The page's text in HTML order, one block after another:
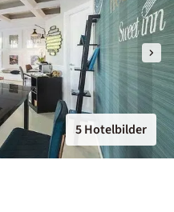
5 Hotelbilder